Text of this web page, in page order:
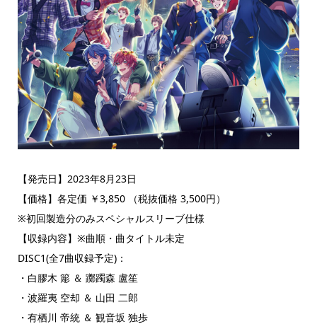
【発売日】2023年8月23日
【価格】各定価 ￥3,850 （税抜価格 3,500円）
※初回製造分のみスペシャルスリーブ仕様
【収録内容】※曲順・曲タイトル未定
DISC1(全7曲収録予定)：
・白膠木 簓 ＆ 躑躅森 盧笙
・波羅夷 空却 ＆ 山田 二郎
・有栖川 帝統 ＆ 観音坂 独歩